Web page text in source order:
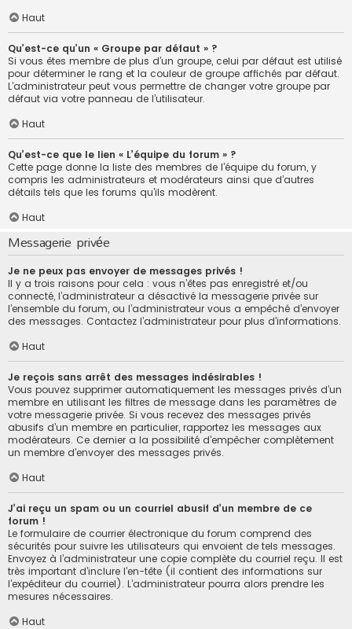
Haut
Qu’est-ce qu’un « Groupe par défaut » ?
Si vous êtes membre de plus d’un groupe, celui par défaut est utilisé
pour déterminer le rang et la couleur de groupe affichés par défaut.
L’administrateur peut vous permettre de changer votre groupe par
défaut via votre panneau de l’utilisateur.
Haut
Qu’est-ce que le lien « L’équipe du forum » ?
Cette page donne la liste des membres de l’équipe du forum, y
compris les administrateurs et modérateurs ainsi que d’autres
détails tels que les forums qu’ils modèrent.
Haut
Messagerie privée
Je ne peux pas envoyer de messages privés !
Il y a trois raisons pour cela : vous n’êtes pas enregistré et/ou
connecté, l’administrateur a désactivé la messagerie privée sur
l’ensemble du forum, ou l’administrateur vous a empêché d’envoyer
des messages. Contactez l’administrateur pour plus d’informations.
Haut
Je reçois sans arrêt des messages indésirables !
Vous pouvez supprimer automatiquement les messages privés d’un
membre en utilisant les filtres de message dans les paramètres de
votre messagerie privée. Si vous recevez des messages privés
abusifs d’un membre en particulier, rapportez les messages aux
modérateurs. Ce dernier a la possibilité d’empêcher complètement
un membre d’envoyer des messages privés.
Haut
J’ai reçu un spam ou un courriel abusif d’un membre de ce
forum !
Le formulaire de courrier électronique du forum comprend des
sécurités pour suivre les utilisateurs qui envoient de tels messages.
Envoyez à l’administrateur une copie complète du courriel reçu. Il est
très important d’inclure l’en-tête (il contient des informations sur
l’expéditeur du courriel). L’administrateur pourra alors prendre les
mesures nécessaires.
Haut